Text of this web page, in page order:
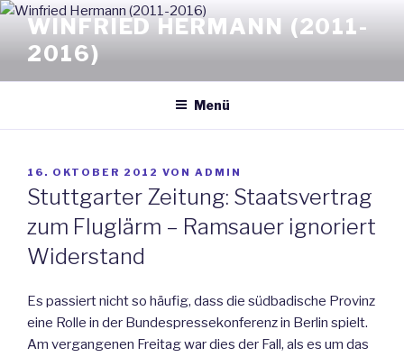
Zum
Inhalt
springen
WINFRIED HERMANN (2011-
2016)
Menü
VERÖFFENTLICHT
AM
16. OKTOBER 2012 VON ADMIN
Stuttgarter Zeitung: Staatsvertrag
zum Fluglärm – Ramsauer ignoriert
Widerstand
Es passiert nicht so häufig, dass die südbadische Provinz
eine Rolle in der Bundespressekonferenz in Berlin spielt.
Am vergangenen Freitag war dies der Fall, als es um das